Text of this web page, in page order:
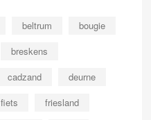
beltrum
bougie
breskens
cadzand
deurne
fiets
friesland